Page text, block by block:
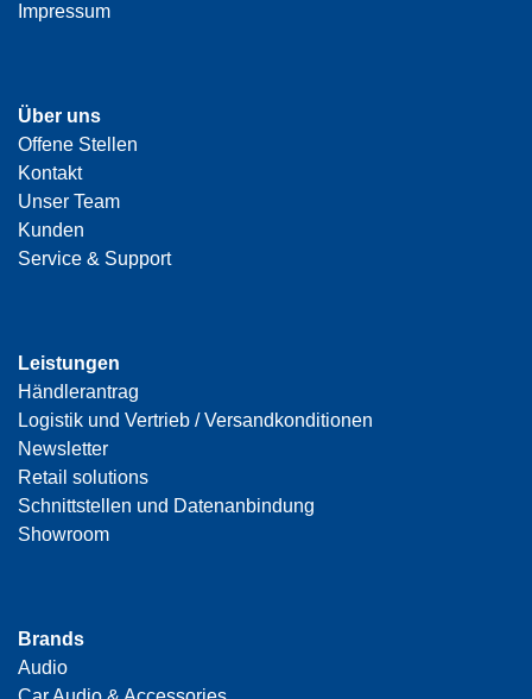
Impressum
Über uns
Offene Stellen
Kontakt
Unser Team
Kunden
Service & Support
Leistungen
Händlerantrag
Logistik und Vertrieb / Versandkonditionen
Newsletter
Retail solutions
Schnittstellen und Datenanbindung
Showroom
Brands
Audio